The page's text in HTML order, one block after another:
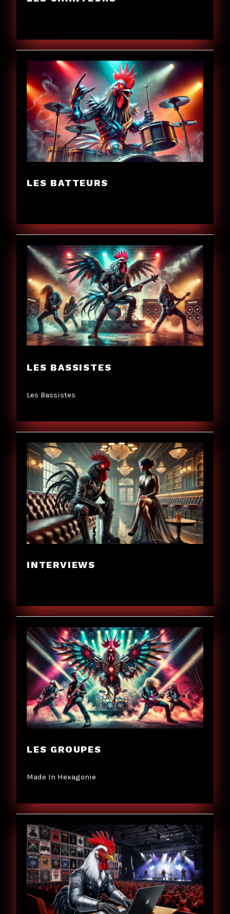
LES BATTEURS
LES BASSISTES
Les Bassistes
INTERVIEWS
LES GROUPES
Made In Hexagonie